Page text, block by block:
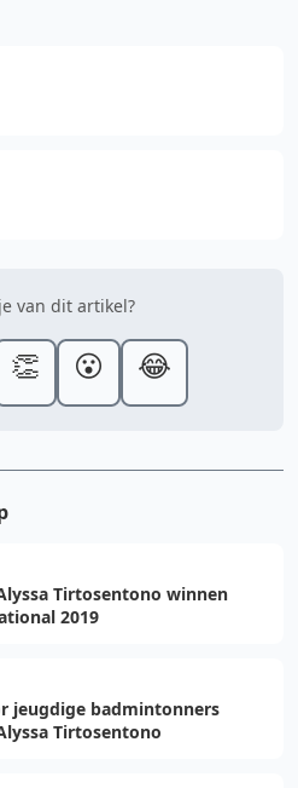
van dit artikel?
👏 😮 😂
Tirtosentono winnen
2019
jeugdige badmintonners
Tirtosentono